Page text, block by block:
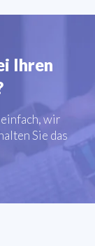
Ihren
wir
Sie das